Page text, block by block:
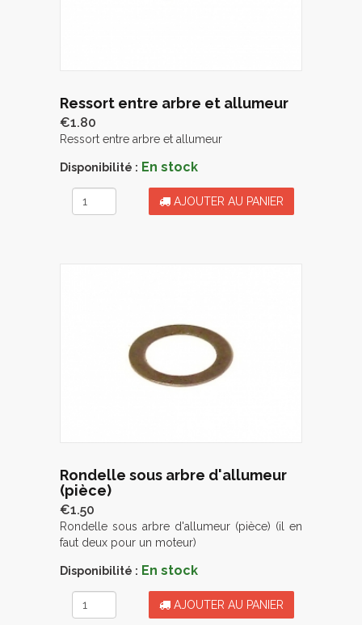
Ressort entre arbre et allumeur
€1.80
Ressort entre arbre et allumeur
Disponibilité : En stock
AJOUTER AU PANIER
Rondelle sous arbre d'allumeur
(pièce)
€1.50
Rondelle sous arbre d'allumeur (pièce) (il en
faut deux pour un moteur)
Disponibilité : En stock
AJOUTER AU PANIER